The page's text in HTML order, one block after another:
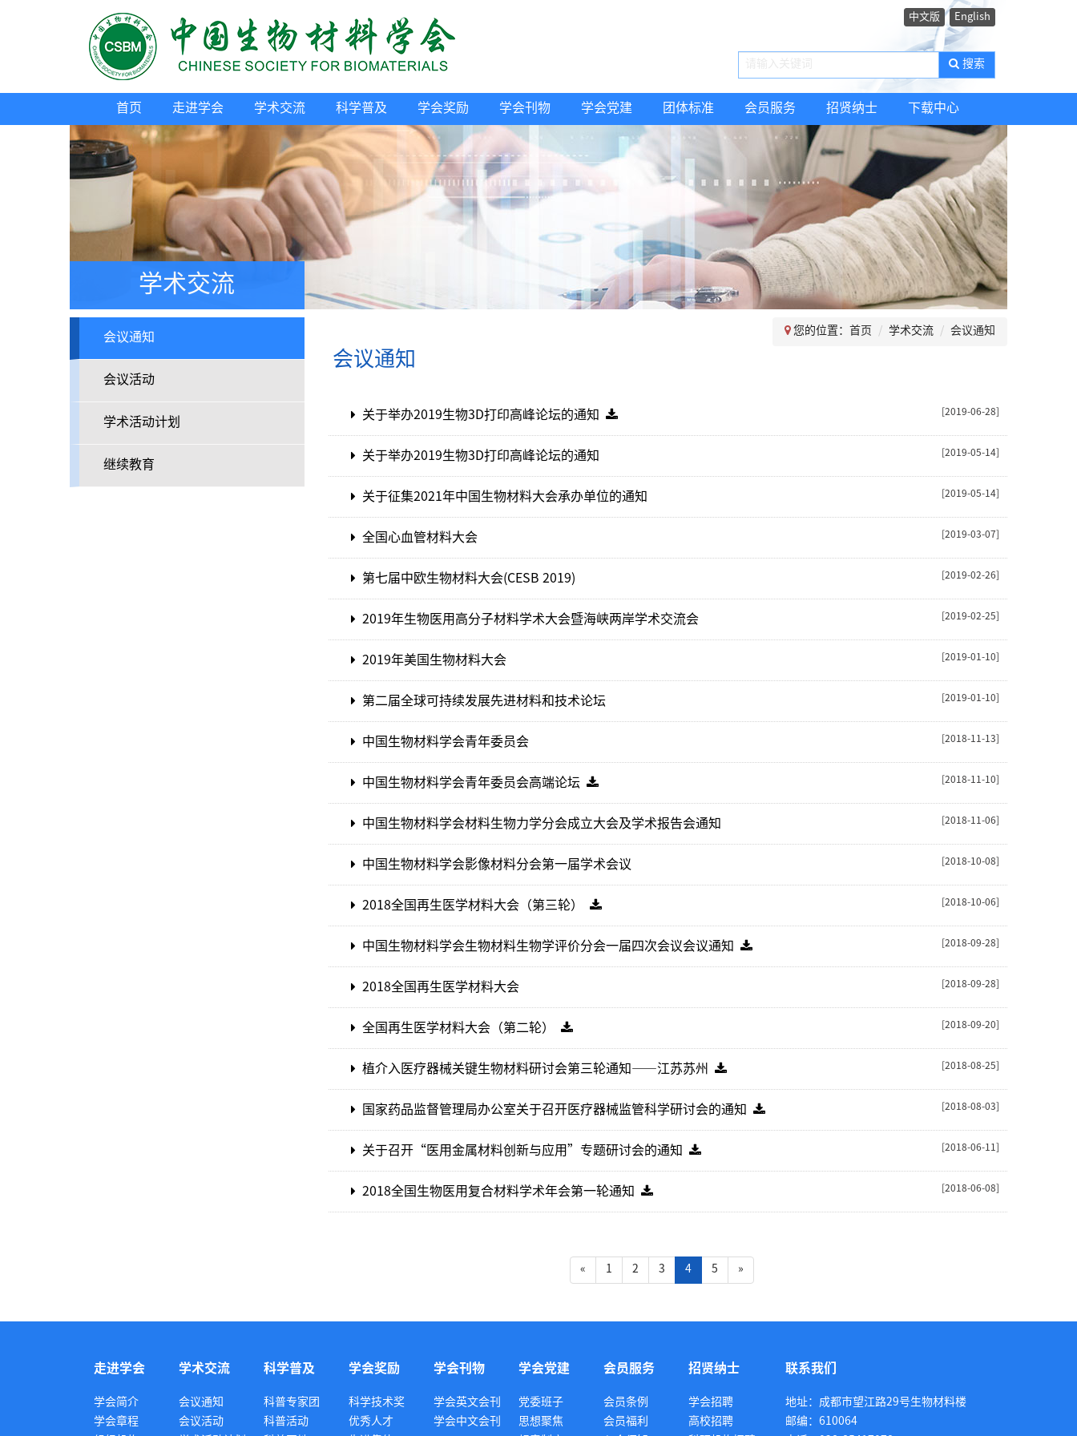
中文版 English
搜索
首页 走进学会 学术交流 科学普及 学会奖励 学会刊物 学会党建 团体标准 会员服务 招贤纳士 下载中心
学术交流
会议通知
会议活动
学术活动计划
继续教育
您的位置： 首页 学术交流 会议通知
会议通知
关于举办2019生物3D打印高峰论坛的通知 [2019-06-28]
关于举办2019生物3D打印高峰论坛的通知 [2019-05-14]
关于征集2021年中国生物材料大会承办单位的通知 [2019-05-14]
全国心血管材料大会 [2019-03-07]
第七届中欧生物材料大会(CESB 2019) [2019-02-26]
2019年生物医用高分子材料学术大会暨海峡两岸学术交流会 [2019-02-25]
2019年美国生物材料大会 [2019-01-10]
第二届全球可持续发展先进材料和技术论坛 [2019-01-10]
中国生物材料学会青年委员会 [2018-11-13]
中国生物材料学会青年委员会高端论坛 [2018-11-10]
中国生物材料学会材料生物力学分会成立大会及学术报告会通知 [2018-11-06]
中国生物材料学会影像材料分会第一届学术会议 [2018-10-08]
2018全国再生医学材料大会（第三轮） [2018-10-06]
中国生物材料学会生物材料生物学评价分会一届四次会议会议通知 [2018-09-28]
2018全国再生医学材料大会 [2018-09-28]
全国再生医学材料大会（第二轮） [2018-09-20]
植介入医疗器械关键生物材料研讨会第三轮通知——江苏苏州 [2018-08-25]
国家药品监督管理局办公室关于召开医疗器械监管科学研讨会的通知 [2018-08-03]
关于召开“医用金属材料创新与应用”专题研讨会的通知 [2018-06-11]
2018全国生物医用复合材料学术年会第一轮通知 [2018-06-08]
« 1 2 3 4(current)
5 »
走进学会
学会简介
学会章程
学术交流
会议通知
会议活动
科学普及
科普专家团
科普活动
学会奖励
科学技术奖
优秀人才
学会刊物
学会英文会刊
学会中文会刊
学会党建
党委班子
思想聚焦
会员服务
会员条例
会员福利
招贤纳士
学会招聘
高校招聘
联系我们
地址：成都市望江路29号生物材料楼
邮编：610064